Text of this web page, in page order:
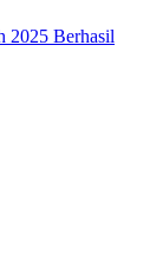
2025 Berhasil